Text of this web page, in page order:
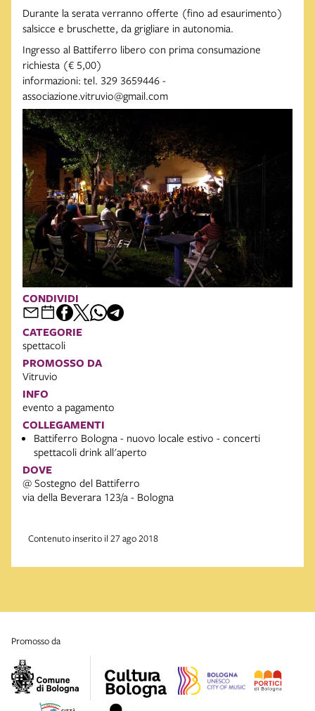
Durante la serata verranno offerte (fino ad esaurimento)
salsicce e bruschette, da grigliare in autonomia.
Ingresso al Battiferro libero con prima consumazione
richiesta (€ 5,00)
informazioni: tel. 329 3659446 -
associazione.vitruvio@gmail.com
CONDIVIDI
CATEGORIE
spettacoli
PROMOSSO DA
Vitruvio
INFO
evento a pagamento
COLLEGAMENTI
Battiferro Bologna - nuovo locale estivo - concerti
spettacoli drink all'aperto
DOVE
@ Sostegno del Battiferro
via della Beverara 123/a - Bologna
Contenuto inserito il 27 ago 2018
promosso da